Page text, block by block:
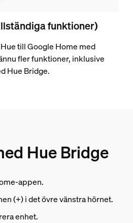
funktioner)
till Google Home med
fler funktioner, inklusive
Hue Bridge.
Hue Bridge
appen.
(+) i det övre vänstra hörnet.
enhet.